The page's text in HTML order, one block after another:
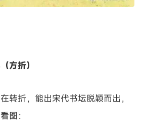
方折）
转折，能出宋代书坛脱颖而出，
图：